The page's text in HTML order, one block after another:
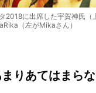
2018に出席した宇賀神氏（
（左がMikaさん）
りあてはまら